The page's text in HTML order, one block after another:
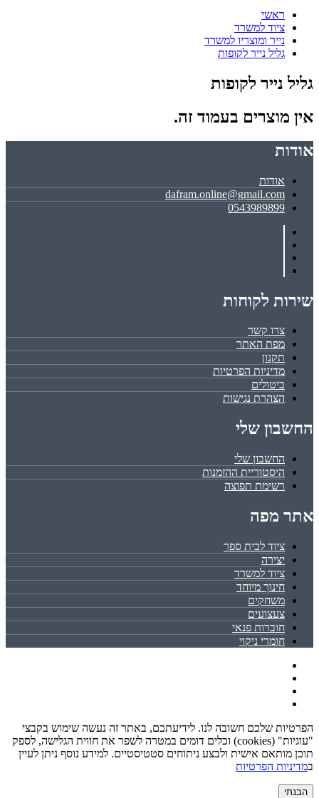
ראשי
ציוד למשרד
נייר ומוצריו למשרד
גליל נייר לקופות
גליל נייר לקופות
אין מוצרים בעמוד זה.
אודות
אודות
dafram.online@gmail.com
0543989899
שירות לקוחות
צרו קשר
מפת האתר
תקנון
מדיניות הפרטיות
ביטולים
הצהרת נגישות
החשבון שלי
החשבון שלי
היסטוריית ההזמנות
רשימת תפוצה
אתר מפה
ציוד לבית ספר
יצירה
ציוד למשרד
חינוך מיוחד
משחקים
צעצועים
חוברות פנאי
חומרי ניקוי
הפרטיות שלכם חשובה לנו. לידיעתכם, באתר זה נעשה שימוש בקבצי
"עוגיות" (cookies) וכלים דומים במטרה לשפר את חווית הגלישה, לספק
תוכן מותאם אישית ולבצע ניתוחים סטטיסטיים. למידע נוסף ניתן לעיין
במדיניות הפרטיות
הבנתי